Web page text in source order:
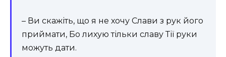
– Ви скажіть, що я не хочу Слави з рук його
приймати, Бо лихую тільки славу Тії руки
можуть дати.